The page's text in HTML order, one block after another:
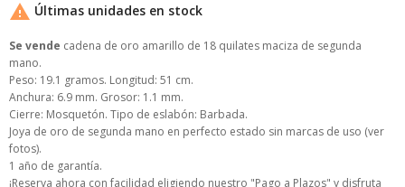
 Últimas unidades en stock
Se vende cadena de oro amarillo de 18 quilates maciza de segunda
mano.
Peso: 19.1 gramos. Longitud: 51 cm.
Anchura: 6.9 mm. Grosor: 1.1 mm.
Cierre: Mosquetón. Tipo de eslabón: Barbada.
Joya de oro de segunda mano en perfecto estado sin marcas de uso (ver
fotos).
1 año de garantía.
¡Reserva ahora con facilidad eligiendo nuestro "Pago a Plazos" y disfruta